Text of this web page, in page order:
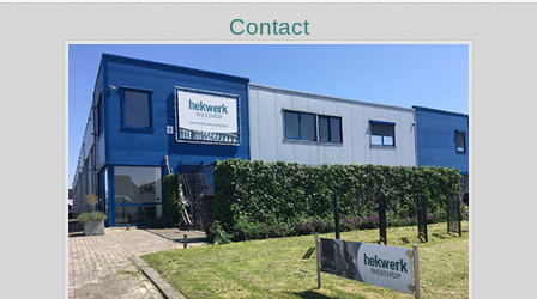
Contact